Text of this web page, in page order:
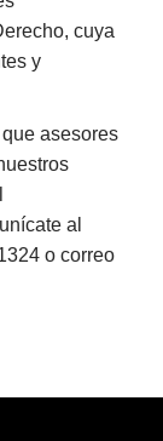
cuya
y
asesores
al
o correo